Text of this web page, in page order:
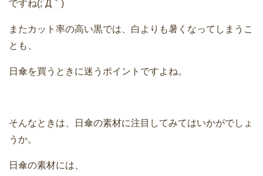
ですね(;´Д｀)
またカット率の高い黒では、白よりも暑くなってしまうこ
とも、
日傘を買うときに迷うポイントですよね。
そんなときは、日傘の素材に注目してみてはいかがでしょ
うか。
日傘の素材には、